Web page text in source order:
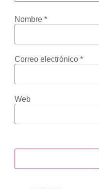
Nombre *
Correo electrónico *
Web